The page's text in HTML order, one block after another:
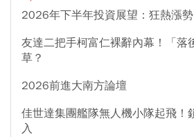
2026年下半年投資展望：狂熱漲
友達二把手柯富仁裸辭內幕！「落
草？
2026前進大南方論壇
佳世達集團艦隊無人機小隊起飛！
入